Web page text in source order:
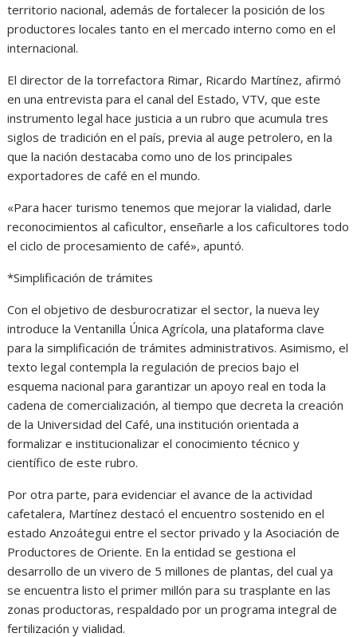
territorio nacional, además de fortalecer la posición de los
productores locales tanto en el mercado interno como en el
internacional.
El director de la torrefactora Rimar, Ricardo Martínez, afirmó
en una entrevista para el canal del Estado, VTV, que este
instrumento legal hace justicia a un rubro que acumula tres
siglos de tradición en el país, previa al auge petrolero, en la
que la nación destacaba como uno de los principales
exportadores de café en el mundo.
«Para hacer turismo tenemos que mejorar la vialidad, darle
reconocimientos al caficultor, enseñarle a los caficultores todo
el ciclo de procesamiento de café», apuntó.
*Simplificación de trámites
Con el objetivo de desburocratizar el sector, la nueva ley
introduce la Ventanilla Única Agrícola, una plataforma clave
para la simplificación de trámites administrativos. Asimismo, el
texto legal contempla la regulación de precios bajo el
esquema nacional para garantizar un apoyo real en toda la
cadena de comercialización, al tiempo que decreta la creación
de la Universidad del Café, una institución orientada a
formalizar e institucionalizar el conocimiento técnico y
científico de este rubro.
Por otra parte, para evidenciar el avance de la actividad
cafetalera, Martínez destacó el encuentro sostenido en el
estado Anzoátegui entre el sector privado y la Asociación de
Productores de Oriente. En la entidad se gestiona el
desarrollo de un vivero de 5 millones de plantas, del cual ya
se encuentra listo el primer millón para su trasplante en las
zonas productoras, respaldado por un programa integral de
fertilización y vialidad.